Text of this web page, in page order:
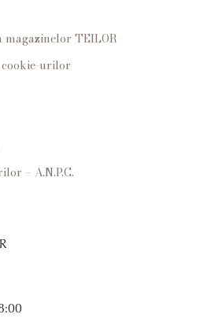
TEILOR
urilor
– A.N.P.C.